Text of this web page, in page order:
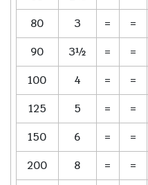
80
3 = =
90
3½ = =
100
4 = =
125
5 = =
150
6 = =
200
8 = =